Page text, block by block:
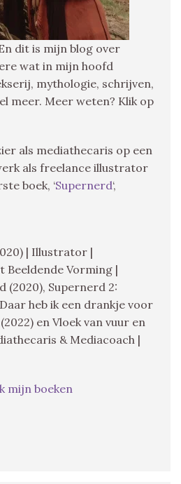
dit is mijn blog over
wat in mijn hoofd
mythologie, schrijven,
meer. Meer weten? Klik op
als mediathecaris op een
als freelance illustrator
boek, ‘Supernerd‘,
| Illustrator |
Beeldende Vorming |
(2020), Supernerd 2:
heb ik een drankje voor
en Vloek van vuur en
& Mediacoach |
mijn boeken